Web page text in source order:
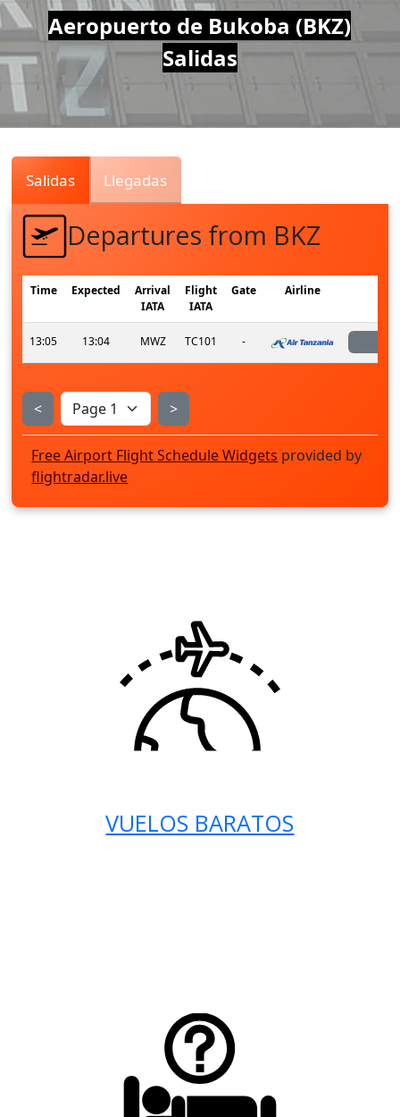
Air
Traffic
Live
Aeropuerto de Bukoba (BKZ)
Salidas
Salidas Llegadas
Departures from BKZ
Time Expected
Arrival
IATA
Flight
IATA
Gate Airline
13:05 13:04 MWZ TC101 -
< >
Free Airport Flight Schedule Widgets provided by
flightradar.live
VUELOS BARATOS